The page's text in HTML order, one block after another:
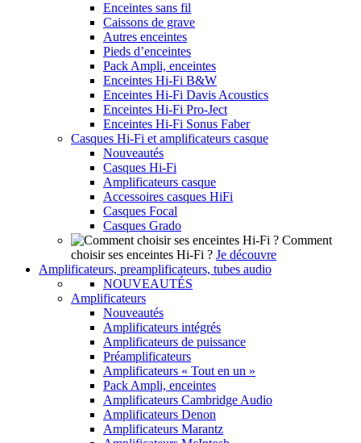
Enceintes sans fil
Caissons de grave
Autres enceintes
Pieds d’enceintes
Pack Ampli, enceintes
Enceintes Hi-Fi B&W
Enceintes Hi-Fi Davis Acoustics
Enceintes Hi-Fi Pro-Ject
Enceintes Hi-Fi Sonus Faber
Casques Hi-Fi et amplificateurs casque
Nouveautés
Casques Hi-Fi
Amplificateurs casque
Accessoires casques HiFi
Casques Focal
Casques Grado
Comment
choisir ses enceintes Hi-Fi ? Je découvre
Amplificateurs, preamplificateurs, tubes audio
NOUVEAUTÉS
Amplificateurs
Nouveautés
Amplificateurs intégrés
Amplificateurs de puissance
Préamplificateurs
Amplificateurs « Tout en un »
Pack Ampli, enceintes
Amplificateurs Cambridge Audio
Amplificateurs Denon
Amplificateurs Marantz